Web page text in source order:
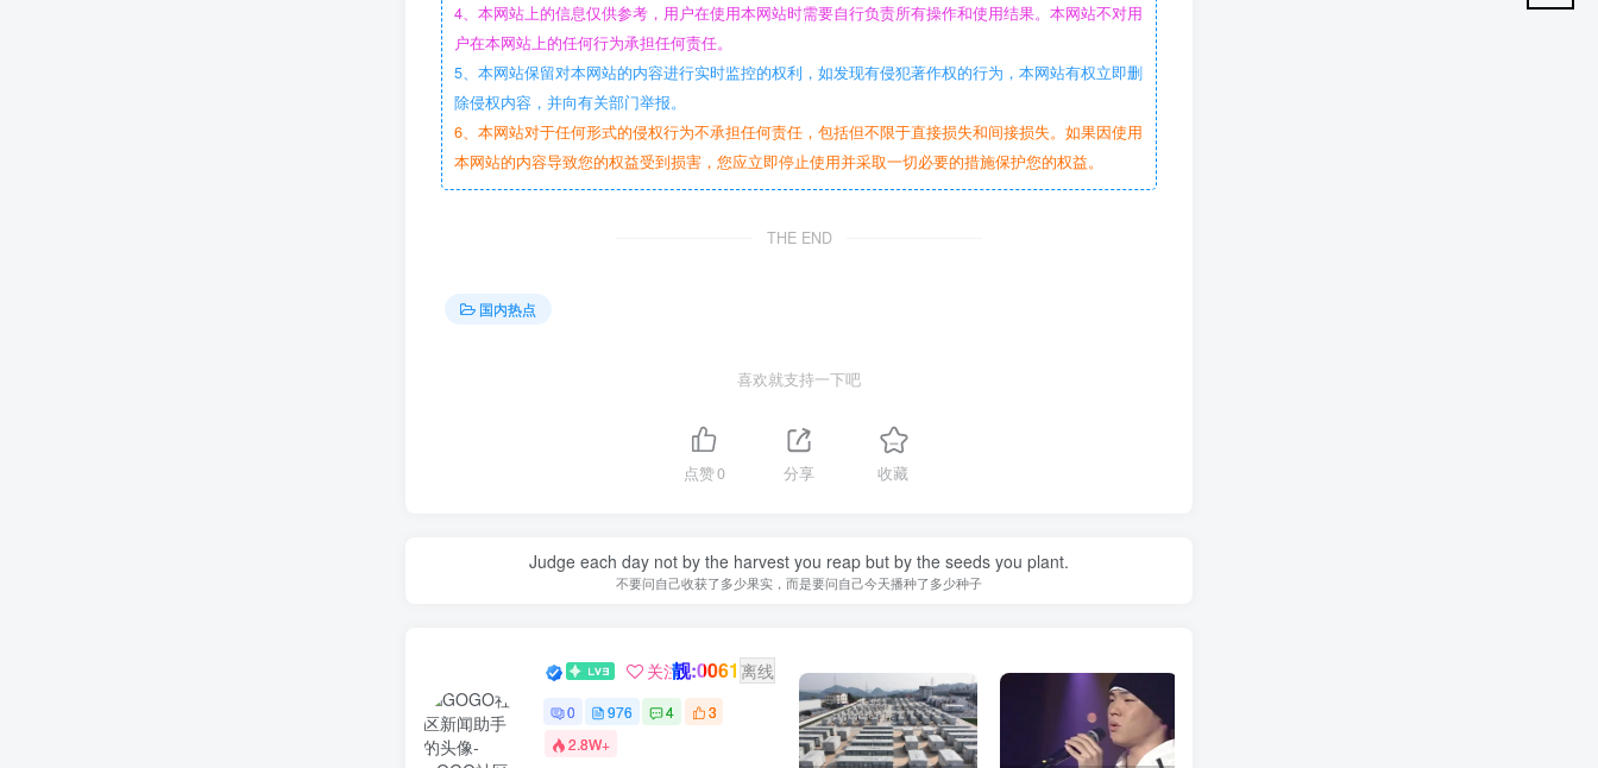
4、本网站上的信息仅供参考，用户在使用本网站时需要自行负责所有操作和使用结果。本网站不对用
户在本网站上的任何行为承担任何责任。
5、本网站保留对本网站的内容进行实时监控的权利，如发现有侵犯著作权的行为，本网站有权立即删
除侵权内容，并向有关部门举报。
6、本网站对于任何形式的侵权行为不承担任何责任，包括但不限于直接损失和间接损失。如果因使用
本网站的内容导致您的权益受到损害，您应立即停止使用并采取一切必要的措施保护您的权益。
THE END
国内热点
喜欢就支持一下吧
点赞0 分享 收藏
Judge each day not by the harvest you reap but by the seeds you plant.
不要问自己收获了多少果实，而是要问自己今天播种了多少种子
GOGO社区新闻助手
关注靓:0061 离线
0 976 4
3
2.8W+